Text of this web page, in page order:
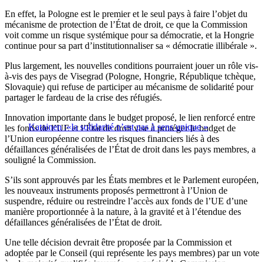
En effet, la Pologne est le premier et le seul pays à faire l’objet du
mécanisme de protection de l’État de droit, ce que la Commission
voit comme un risque systémique pour sa démocratie, et la Hongrie
continue pour sa part d’institutionnaliser sa « démocratie illibérale ».
Plus largement, les nouvelles conditions pourraient jouer un rôle vis-
à-vis des pays de Visegrad (Pologne, Hongrie, République tchèque,
Slovaquie) qui refuse de participer au mécanisme de solidarité pour
partager le fardeau de la crise des réfugiés.
Katainen :«la solidarité n’est pas à sens unique »
Innovation importante dans le budget proposé, le lien renforcé entre
les fonds de l’UE et l’État de droit vise à protéger le budget de
l’Union européenne contre les risques financiers liés à des
défaillances généralisées de l’État de droit dans les pays membres, a
souligné la Commission.
S’ils sont approuvés par les États membres et le Parlement européen,
les nouveaux instruments proposés permettront à l’Union de
suspendre, réduire ou restreindre l’accès aux fonds de l’UE d’une
manière proportionnée à la nature, à la gravité et à l’étendue des
défaillances généralisées de l’État de droit.
Une telle décision devrait être proposée par la Commission et
adoptée par le Conseil (qui représente les pays membres) par un vote